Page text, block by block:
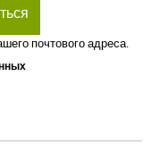
почтового адреса.